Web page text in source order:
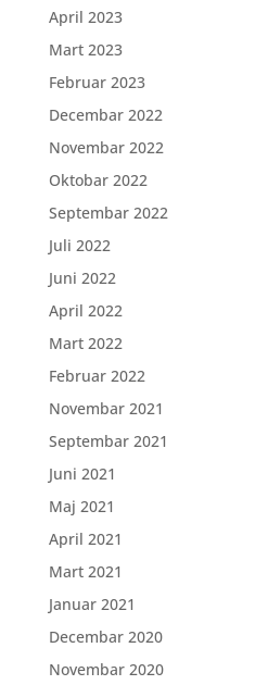
April 2023
Mart 2023
Februar 2023
Decembar 2022
Novembar 2022
Oktobar 2022
Septembar 2022
Juli 2022
Juni 2022
April 2022
Mart 2022
Februar 2022
Novembar 2021
Septembar 2021
Juni 2021
Maj 2021
April 2021
Mart 2021
Januar 2021
Decembar 2020
Novembar 2020